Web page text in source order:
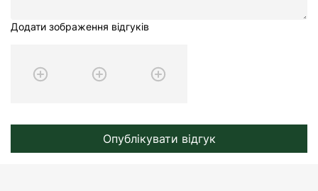
Додати зображення відгуків
Опублікувати відгук